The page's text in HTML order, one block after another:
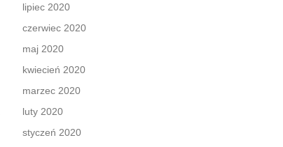
lipiec 2020
czerwiec 2020
maj 2020
kwiecień 2020
marzec 2020
luty 2020
styczeń 2020